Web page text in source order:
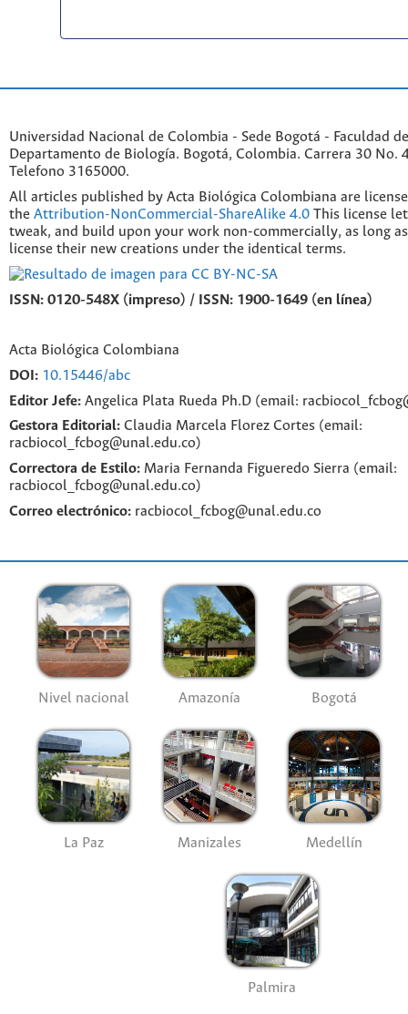
Universidad Nacional de Colombia - Sede Bogotá - Faculdad
Departamento de Biología. Bogotá, Colombia. Carrera 30 No.
Telefono 3165000.
All articles published by Acta Biológica Colombiana are
the Attribution-NonCommercial-ShareAlike 4.0 This license
tweak, and build upon your work non-commercially, as long
license their new creations under the identical terms.
ISSN: 0120-548X (impreso) / ISSN: 1900-1649 (en línea)
Acta Biológica Colombiana
DOI: 10.15446/abc
Editor Jefe: Angelica Plata Rueda Ph.D (email:
Gestora Editorial: Claudia Marcela Florez Cortes (email:
racbiocol_fcbog@unal.edu.co)
Correctora de Estilo: Maria Fernanda Figueredo Sierra (email:
racbiocol_fcbog@unal.edu.co)
Correo electrónico: racbiocol_fcbog@unal.edu.co
Nivel nacional Amazonía Bogotá
La Paz Manizales Medellín
Palmira